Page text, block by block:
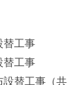
替工事
替工事
替工事（共